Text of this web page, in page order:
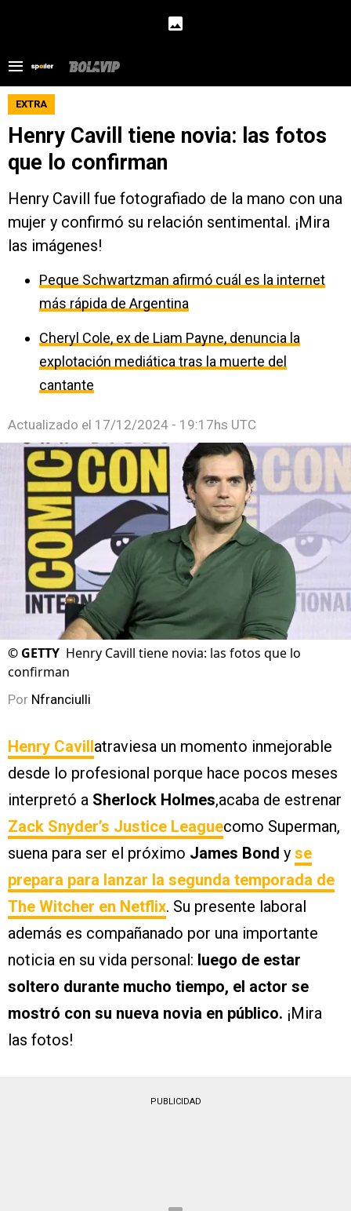
EXTRA
Henry Cavill tiene novia: las fotos
que lo confirman
Henry Cavill fue fotografiado de la mano con una
mujer y confirmó su relación sentimental. ¡Mira
las imágenes!
Peque Schwartzman afirmó cuál es la internet
más rápida de Argentina
Cheryl Cole, ex de Liam Payne, denuncia la
explotación mediática tras la muerte del
cantante
Actualizado el 17/12/2024 - 19:17hs UTC
© GETTY Henry Cavill tiene novia: las fotos que lo
confirman
Por Nfranciulli
Henry Cavill atraviesa un momento inmejorable
desde lo profesional porque hace pocos meses
interpretó a Sherlock Holmes,acaba de estrenar
Zack Snyder’s Justice Leaguecomo Superman,
suena para ser el próximo James Bond y se
prepara para lanzar la segunda temporada de
The Witcher en Netflix. Su presente laboral
además es compañanado por una importante
noticia en su vida personal: luego de estar
soltero durante mucho tiempo, el actor se
mostró con su nueva novia en público. ¡Mira
las fotos!
PUBLICIDAD